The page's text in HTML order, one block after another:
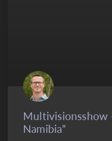
Multivisionsshow
Namibia”